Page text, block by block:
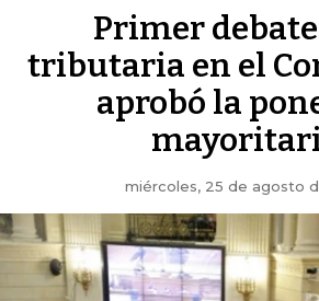
Primer
tributaria en el
aprobó la
miércoles, 25 de agosto